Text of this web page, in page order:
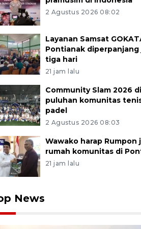
2 Agustus 2026 08:02
Layanan Samsat
Pontianak diperpanjang
tiga hari
21 jam lalu
Community Slam 2026
puluhan komunitas
padel
2 Agustus 2026 08:03
Wawako harap Rumpon
rumah komunitas di
21 jam lalu
News